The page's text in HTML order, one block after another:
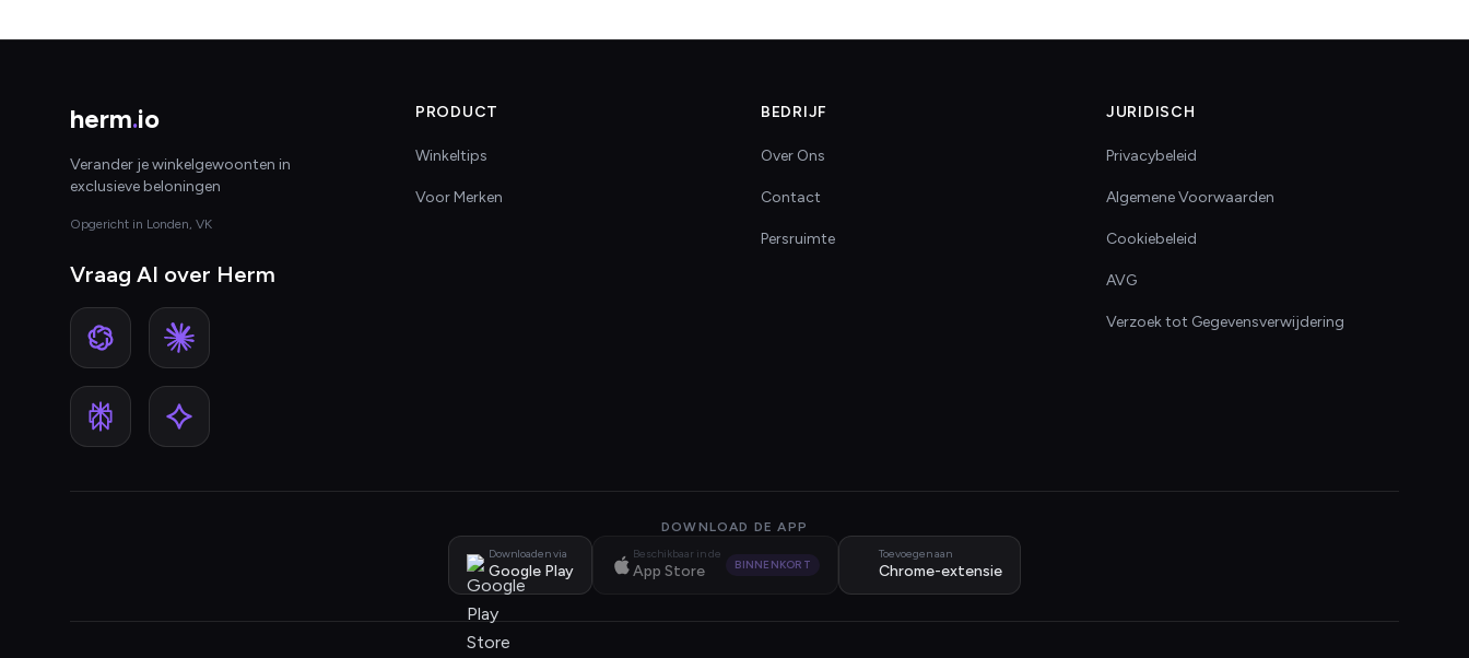
herm.io
Verander je winkelgewoonten in
exclusieve beloningen
Opgericht in Londen, VK
Vraag AI over Herm
PRODUCT
Winkeltips
Voor Merken
BEDRIJF
Over Ons
Contact
Persruimte
JURIDISCH
Privacybeleid
Algemene Voorwaarden
Cookiebeleid
AVG
Verzoek tot Gegevensverwijdering
DOWNLOAD DE APP
Downloaden via
Google Play
Beschikbaar in de
App Store BINNENKORT
Toevoegen aan
Chrome-extensie